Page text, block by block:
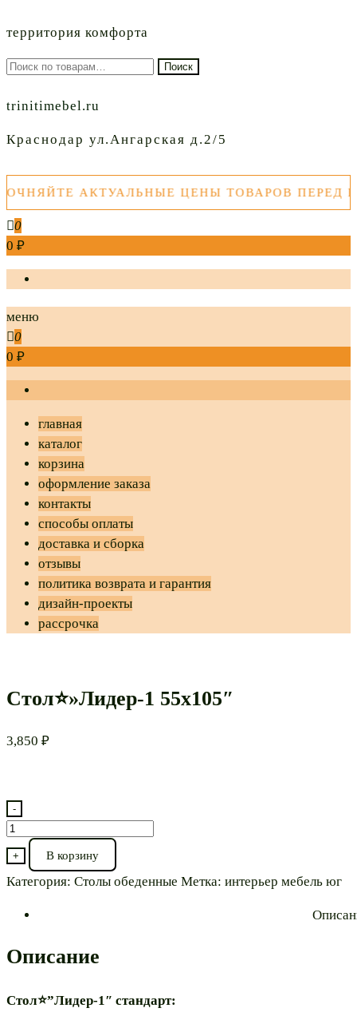
территория комфорта
Искать: Поиск
trinitimebel.ru
Краснодар ул.Ангарская д.2/5
АКТУАЛЬНЫЕ ЦЕНЫ ТОВАРОВ ПЕРЕД
0
0 ₽
меню
0
0 ₽
главная
каталог
корзина
оформление заказа
контакты
способы оплаты
доставка и сборка
отзывы
политика возврата и гарантия
дизайн-проекты
рассрочка
Стол⭐»Лидер-1 55х105″
3,850 ₽
-
Количество
товара
Стол⭐"Лидер-1
55х105"
+ В корзину
Категория: Столы обеденные Метка: интерьер мебель юг
Описание
Стол⭐”Лидер-1″ стандарт: